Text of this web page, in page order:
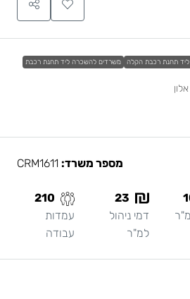
תחנת רכבת הקלה משרדים להשכרה ליד תחנת רכבת
מספר משרד:
23
דמי ניהול
למ"ר
210
עמדות
עבודה